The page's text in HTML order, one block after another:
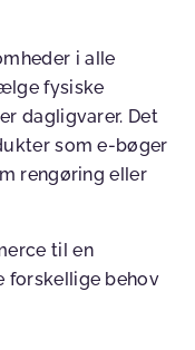
i alle
fysiske
dagligvarer. Det
som e-bøger
rengøring eller
til en
forskellige behov